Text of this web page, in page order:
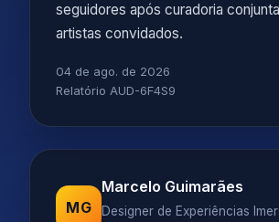
seguidores após curadoria
artistas convidados.
04 de ago. de 2026
Relatório AUD-6F4S9
MG
Marcelo Guimarães
Designer de Experiências